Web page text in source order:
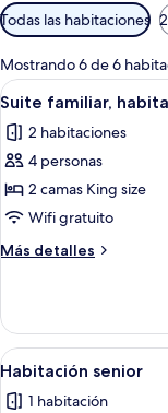
Filtros
disponibles
para
las
habitaciones
Todas las habitaciones
Mostrando 6 de 6
Abrir
todas
las
fotos
de
Suite
familiar,
habitaciones
6
Suite familiar,
2 habitaciones
4 personas
2 camas King size
Wifi gratuito
Más detalles
Más
familiar,
habitaciones
conectadas
Abrir
todas
4
Habitación senior
1 habitación